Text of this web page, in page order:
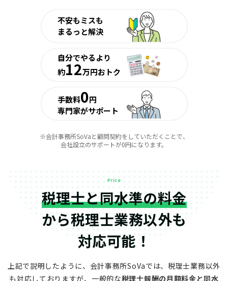
不安もミスも
まるっと解決
自分でやるより
約12万円おトク
手数料0円
専門家がサポート
※会計事務所SoVaと顧問契約をしていただくことで、
会社設立のサポートが0円になります。
Price
税理士と同水準の料金
から税理士業務以外も
対応可能！
上記で説明したように、会計事務所SoVaでは、税理士業務以外
も対応しておりますが、 一般的な税理士報酬の月額料金と同水